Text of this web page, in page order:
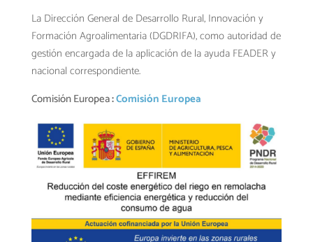
La Dirección General de Desarrollo Rural, Innovación y
Formación Agroalimentaria (DGDRIFA), como autoridad de
gestión encargada de la aplicación de la ayuda FEADER y
nacional correspondiente.
Comisión Europea:Comisión Europea